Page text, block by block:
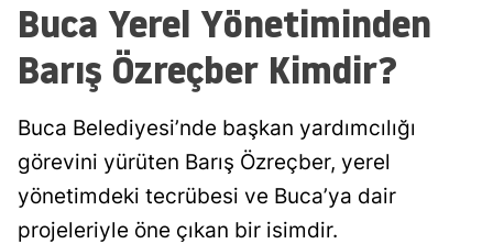
Buca Yerel Yönetiminden
Barış Özreçber Kimdir?
Buca Belediyesi’nde başkan yardımcılığı
görevini yürüten Barış Özreçber, yerel
yönetimdeki tecrübesi ve Buca’ya dair
projeleriyle öne çıkan bir isimdir.